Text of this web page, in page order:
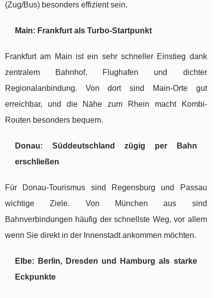
(Zug/Bus) besonders effizient sein.
Main: Frankfurt als Turbo-Startpunkt
Frankfurt am Main ist ein sehr schneller Einstieg dank
zentralem Bahnhof, Flughafen und dichter
Regionalanbindung. Von dort sind Main-Orte gut
erreichbar, und die Nähe zum Rhein macht Kombi-
Routen besonders bequem.
Donau: Süddeutschland zügig per Bahn
erschließen
Für Donau-Tourismus sind Regensburg und Passau
wichtige Ziele. Von München aus sind
Bahnverbindungen häufig der schnellste Weg, vor allem
wenn Sie direkt in der Innenstadt ankommen möchten.
Elbe: Berlin, Dresden und Hamburg als starke
Eckpunkte